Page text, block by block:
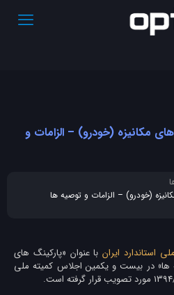
– پارکینگ های مکانیزه (خودرو) – الزامات و
با عنوان «پاركينگ های
ها» در بيست و يكمين اجلاس كميته ملی